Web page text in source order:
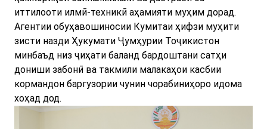
иттилооти илмӣ-техникӣ аҳамияти муҳим дорад.
Агентии обуҳавошиносии Кумитаи ҳифзи муҳити
зисти назди Ҳукумати Ҷумҳурии Тоҷикистон
минбаъд низ ҷиҳати баланд бардоштани сатҳи
дониши забонӣ ва такмили малакаҳои касбии
кормандон баргузории чунин чорабиниҳоро идома
хоҳад дод.